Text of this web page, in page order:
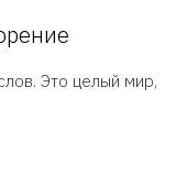
Это целый мир,